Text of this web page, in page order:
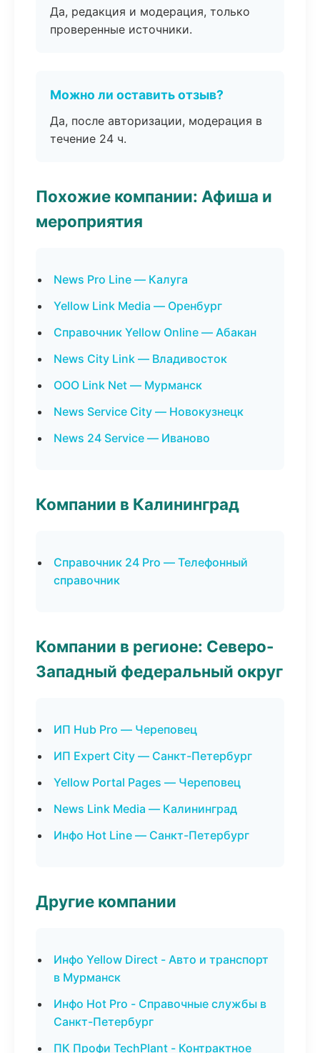
Да, редакция и модерация, только
проверенные источники.
Можно ли оставить отзыв?
Да, после авторизации, модерация в
течение 24 ч.
Похожие компании: Афиша и
мероприятия
News Pro Line — Калуга
Yellow Link Media — Оренбург
Справочник Yellow Online — Абакан
News City Link — Владивосток
ООО Link Net — Мурманск
News Service City — Новокузнецк
News 24 Service — Иваново
Компании в Калининград
Справочник 24 Pro — Телефонный
справочник
Компании в регионе: Северо-
Западный федеральный округ
ИП Hub Pro — Череповец
ИП Expert City — Санкт-Петербург
Yellow Portal Pages — Череповец
News Link Media — Калининград
Инфо Hot Line — Санкт-Петербург
Другие компании
Инфо Yellow Direct - Авто и транспорт
в Мурманск
Инфо Hot Pro - Справочные службы в
Санкт-Петербург
ПК Профи TechPlant - Контрактное